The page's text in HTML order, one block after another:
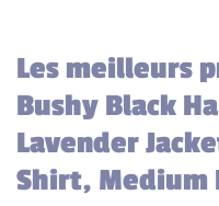
Les meilleurs
Bushy Black
Lavender
Shirt, Medium